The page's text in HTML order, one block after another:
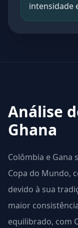
intensidade
Análise
Ghana
Colômbia e Gana
Copa do Mundo,
devido à sua
maior
equilibrado, com